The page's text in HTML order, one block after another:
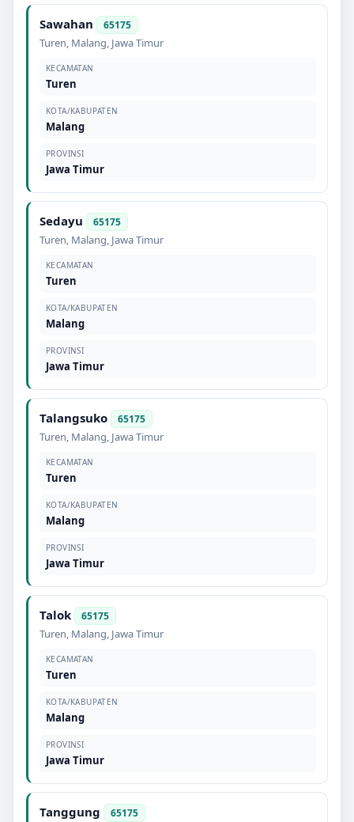
Sawahan 65175
Turen, Malang, Jawa Timur
KECAMATAN
Turen
KOTA/KABUPATEN
Malang
PROVINSI
Jawa Timur
Sedayu 65175
Turen, Malang, Jawa Timur
KECAMATAN
Turen
KOTA/KABUPATEN
Malang
PROVINSI
Jawa Timur
Talangsuko 65175
Turen, Malang, Jawa Timur
KECAMATAN
Turen
KOTA/KABUPATEN
Malang
PROVINSI
Jawa Timur
Talok 65175
Turen, Malang, Jawa Timur
KECAMATAN
Turen
KOTA/KABUPATEN
Malang
PROVINSI
Jawa Timur
Tanggung 65175